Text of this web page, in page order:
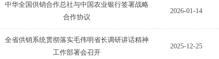
中华全国供销合作总社与中国农业银行签署战略
合作协议
2026-01-14
全省供销系统贯彻落实毛伟明省长调研讲话精神
工作部署会召开
2025-12-25